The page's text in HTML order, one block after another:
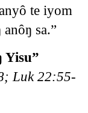
te iyom
sa.”
Yisu”
Luk 22:55-